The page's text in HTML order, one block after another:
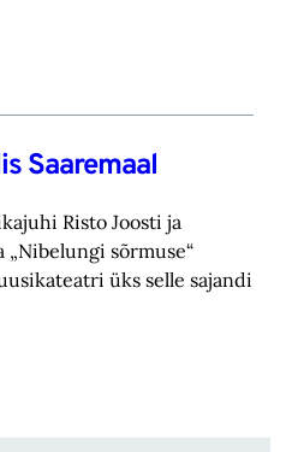
Saaremaal
Risto Joosti ja
sõrmuse“
üks selle sajandi